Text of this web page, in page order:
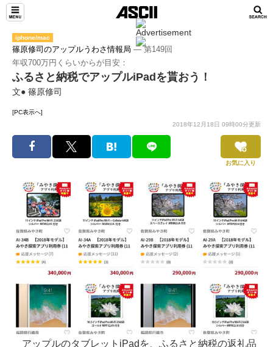
iphone/mac
篠原修司のアップルうわさ情報局 ― 第149回
年収700万円くらいからが目安：
ふるさと納税でアップルiPadを貰おう！
文● 篠原修司
[PC表示へ]
2018年12月18日 09時00分更新
お気に入り
アップルのタブレットiPadを、ふるさと納税の返礼品